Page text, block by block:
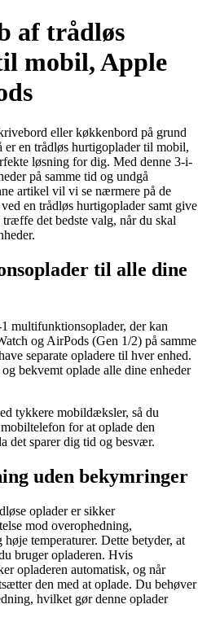
af trådløs
mobil, Apple
eller køkkenbord på grund
er en trådløs hurtigoplader til mobil,
løsning for dig. Med denne 3-i-
på samme tid og undgå
artikel vil vi se nærmere på de
en trådløs hurtigoplader samt give
det bedste valg, når du skal
til alle dine
multifunktionsoplader, der kan
og AirPods (Gen 1/2) på samme
separate opladere til hver enhed.
bekvemt oplade alle dine enheder
tykkere mobildæksler, så du
for at oplade den
det sparer dig tid og besvær.
uden bekymringer
oplader er sikker
mod overophedning,
temperaturer. Dette betyder, at
bruger opladeren. Hvis
opladeren automatisk, og når
den med at oplade. Du behøver
hvilket gør denne oplader